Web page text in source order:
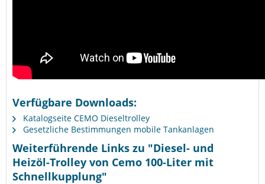
Verfügbare Downloads:
Katalogseite CEMO Dieseltrolley
Gesetzliche Bestimmungen mobile Tankanlagen
Weiterführende Links zu "Diesel- und
Heizöl-Trolley von Cemo 100-Liter mit
Schnellkupplung"